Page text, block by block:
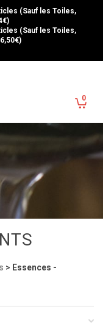
(Sauf les Toiles,
(Sauf les Toiles,
0
> Essences -